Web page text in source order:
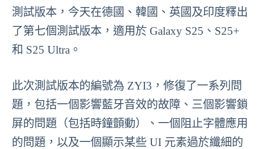
測試版本，今天在德國、韓國、英國及印度釋出
了第七個測試版本，適用於 Galaxy S25、S25+
和 S25 Ultra。
此次測試版本的編號為 ZYI3，修復了一系列問
題，包括一個影響藍牙音效的故障、三個影響鎖
屏的問題（包括時鐘顫動）、一個阻止字體應用
的問題，以及一個顯示某些 UI 元素過於纖細的